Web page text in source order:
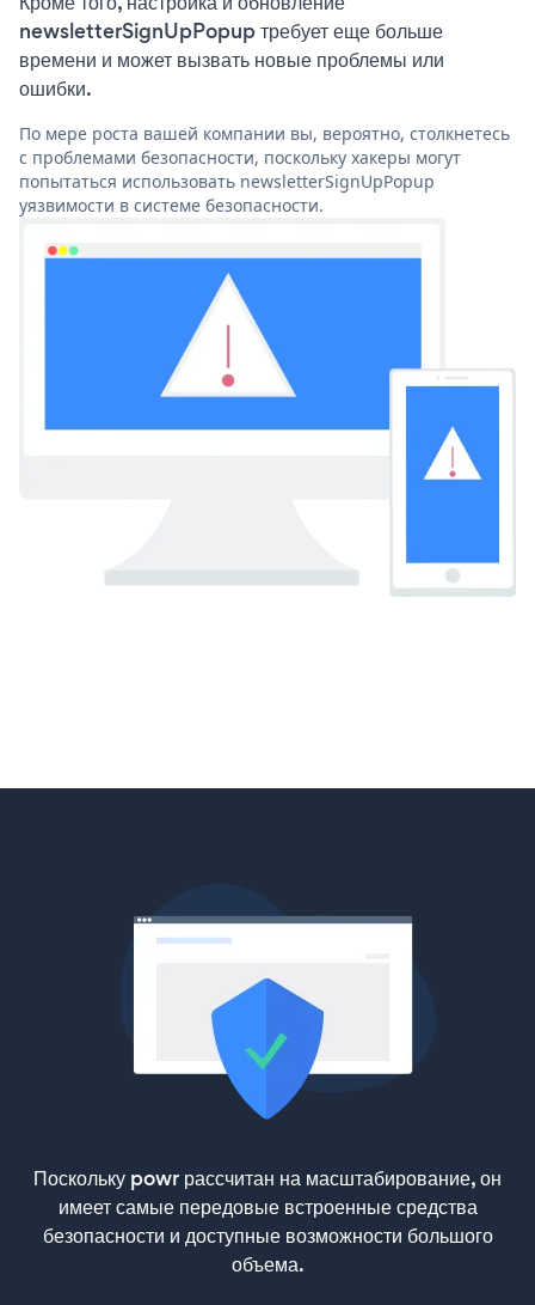
newsletterSignUpPopup требует еще больше
времени и может вызвать новые проблемы или
ошибки.
По мере роста вашей компании вы, вероятно, столкнетесь
с проблемами безопасности, поскольку хакеры могут
попытаться использовать newsletterSignUpPopup
уязвимости в системе безопасности.
Поскольку powr рассчитан на масштабирование, он
имеет самые передовые встроенные средства
безопасности и доступные возможности большого
объема.